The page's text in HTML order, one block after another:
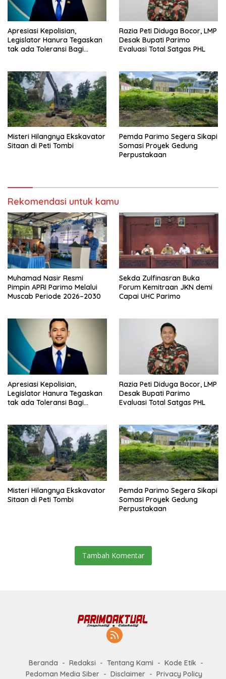
Apresiasi Kepolisian,
Legislator Hanura Tegaskan
tak ada Toleransi Bagi
Razia Peti Diduga Bocor, LMP
Desak Bupati Parimo
Evaluasi Total Satgas PHL
Misteri Hilangnya Ekskavator
Sitaan di Peti Tombi
Pemda Parimo Segera Sikapi
Somasi Proyek Gedung
Perpustakaan
Rekomendasi untuk kamu
Muhamad Nasir Resmi
Pimpin APRI Parimo Melalui
Muscab Periode 2026–2030
Sekda Zulfinasran Buka
Forum Kemitraan JKN demi
Capai UHC Parimo
Apresiasi Kepolisian,
Legislator Hanura Tegaskan
tak ada Toleransi Bagi
Razia Peti Diduga Bocor, LMP
Desak Bupati Parimo
Evaluasi Total Satgas PHL
Misteri Hilangnya Ekskavator
Sitaan di Peti Tombi
Pemda Parimo Segera Sikapi
Somasi Proyek Gedung
Perpustakaan
Tambah Komentar
Beranda Redaksi Tentang Kami
Kode Etik
Pedoman Media Siber
Disclaimer Privacy Policy